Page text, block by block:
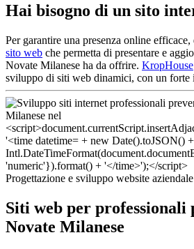
Hai bisogno di un sito
Per garantire una presenza online
sito web che permetta di presentare e
Novate Milanese ha da offrire. KropHouse
sviluppo di siti web dinamici, con un forte
Progettazione e sviluppo website aziendale
Siti web per professionali
Novate Milanese